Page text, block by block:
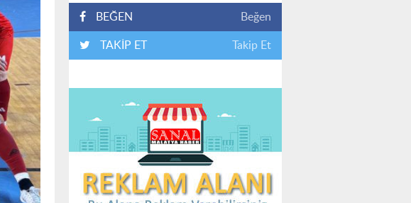
BEĞEN Beğen
TAKİP ET Takip Et